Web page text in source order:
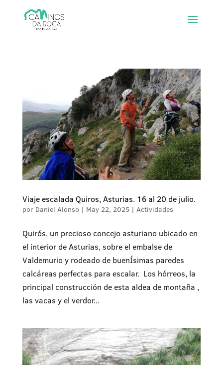
Viaje escalada Quiros, Asturias. 16 al 20 de julio.
por Daniel Alonso | May 22, 2025 | Actividades
Quirós, un precioso concejo asturiano ubicado en
el interior de Asturias, sobre el embalse de
Valdemurio y rodeado de buenÍsimas paredes
calcáreas perfectas para escalar. Los hórreos, la
principal construcción de esta aldea de montaña ,
las vacas y el verdor...